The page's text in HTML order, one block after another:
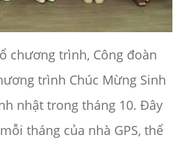
chương trình, Công đoàn
trình Chúc Mừng Sinh
nhật trong tháng 10. Đây
tháng của nhà GPS, thể